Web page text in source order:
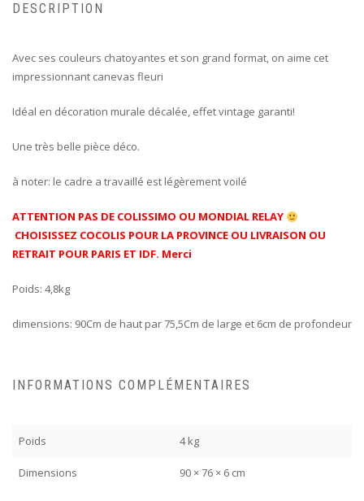
DESCRIPTION
Avec ses couleurs chatoyantes et son grand format, on aime cet
impressionnant canevas fleuri
Idéal en décoration murale décalée, effet vintage garanti!
Une très belle pièce déco.
à noter: le cadre a travaillé est légèrement voilé
ATTENTION PAS DE COLISSIMO OU MONDIAL RELAY
CHOISISSEZ COCOLIS POUR LA PROVINCE OU LIVRAISON OU
RETRAIT POUR PARIS ET IDF. Merci
Poids: 4,8kg
dimensions: 90Cm de haut par 75,5Cm de large et 6cm de profondeur
INFORMATIONS COMPLÉMENTAIRES
Poids 4 kg
Dimensions 90 × 76 × 6 cm